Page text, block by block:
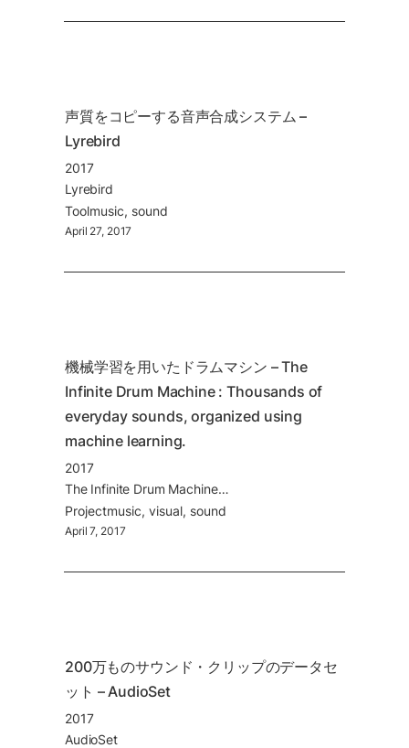
声質をコピーする音声合成システム –
Lyrebird
2017
Lyrebird
Toolmusic sound
April 27, 2017
機械学習を用いたドラムマシン – The
Infinite Drum Machine : Thousands of
everyday sounds, organized using
machine learning.
2017
The Infinite Drum Machine : Thousands of everyday sounds, organized using machine learning
Projectmusic visual sound
April 7, 2017
200万ものサウンド・クリップのデータセ
ット – AudioSet
2017
AudioSet